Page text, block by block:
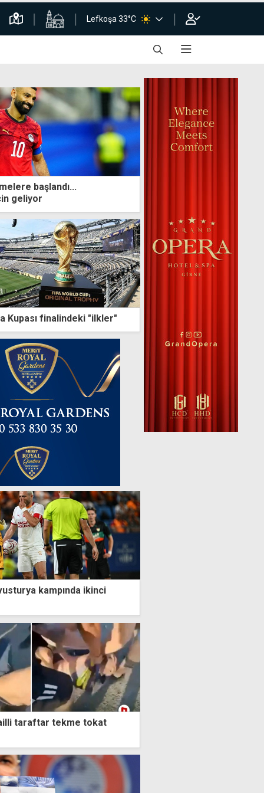
Lefkoşa 33°C
başlandı...
geliyor
Kupası finalindeki "ilkler"
kampında ikinci
taraftar tekme tokat